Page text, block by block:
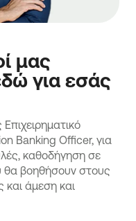
μας
για εσάς
Banking Officer, για
καθοδήγηση σε
θα βοηθήσουν στους
άμεση και